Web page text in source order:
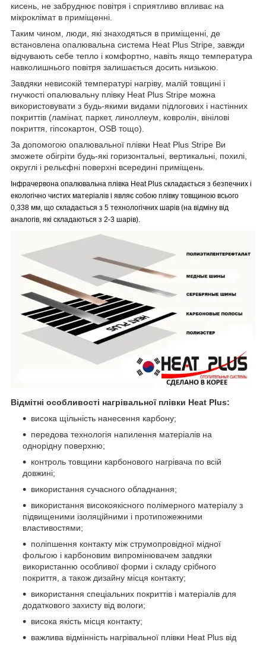
кисень, не забруднює повітря і сприятливо впливає на
мікроклімат в приміщенні.
Таким чином, люди, які знаходяться в приміщенні, де
встановлена опалювальна система Heat Plus Stripe, завжди
відчувають себе тепло і комфортно, навіть якщо температура
навколишнього повітря залишається досить низькою.
Завдяки невисокій температурі нагріву, малій товщині і
гнучкості опалювальну плівку Heat Plus Stripe можна
використовувати з будь-якими видами підлогових і настінних
покриттів (ламінат, паркет, линоллеум, ковролін, вінілові
покриття, гіпсокартон, OSB тощо).
За допомогою опалювальної плівки Heat Plus Stripe Ви
зможете обігріти будь-які горизонтальні, вертикальні, похилі,
округлі і рельєфні поверхні всередині приміщень.
Інфрачервона опалювальна плівка Heat Plus складається з безпечних і
екологічно чистих матеріалів і являє собою плівку товщиною всього
0,338 мм, що складається з 5 технологічних шарів (на відміну від
аналогів, які складаються з 2-3 шарів).
Відмітні особливості нагрівальної плівки Heat Plus:
висока щільність нанесення карбону;
передова технологія напилення матеріалів на
однорідну поверхню;
контроль товщини карбонового нагрівача по всій
довжині;
використання сучасного обладнання;
використання високоякісного полімерного матеріалу з
підвищеними ізоляційними і протипожежними
властивостями;
поліпшення контакту між струмопровідної мідної
фольгою і карбоновим випромінювачем завдяки
використанню особливої форми і складу срібного
покриття, а також дизайну місця контакту;
використання спеціальних покриттів і матеріалів для
додаткового захисту від вологи;
висока якість місця контакту;
важлива відмінність нагрівальної плівки Heat Plus від